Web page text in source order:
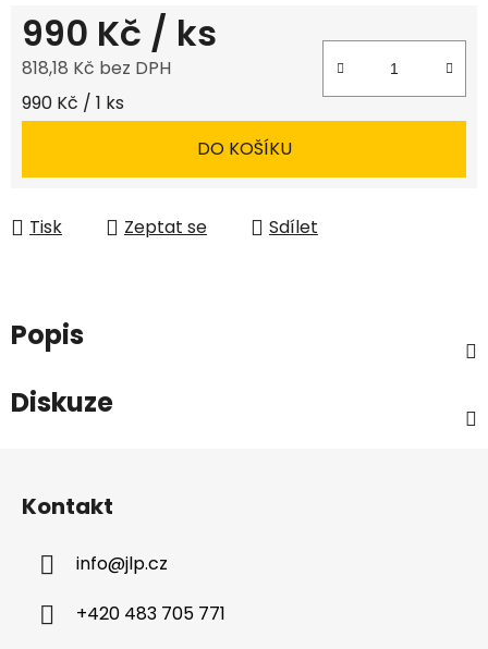
990 Kč / ks
818,18 Kč bez DPH
Měrná cena:
990 Kč / 1 ks
DO KOŠÍKU
Tisk Zeptat se Sdílet
Popis
Diskuze
Kontakt
info@jlp.cz
+420 483 705 771